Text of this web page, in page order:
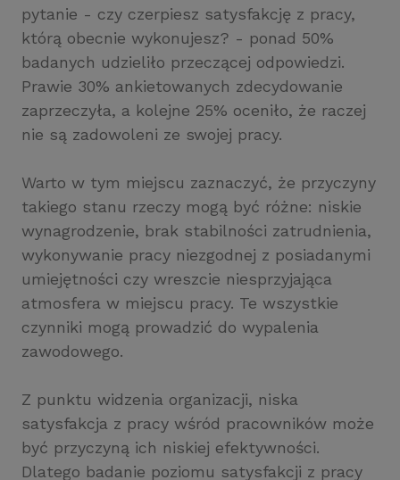
pytanie - czy czerpiesz satysfakcję z pracy,
którą obecnie wykonujesz? - ponad 50%
badanych udzieliło przeczącej odpowiedzi.
Prawie 30% ankietowanych zdecydowanie
zaprzeczyła, a kolejne 25% oceniło, że raczej
nie są zadowoleni ze swojej pracy.
Warto w tym miejscu zaznaczyć, że przyczyny
takiego stanu rzeczy mogą być różne: niskie
wynagrodzenie, brak stabilności zatrudnienia,
wykonywanie pracy niezgodnej z posiadanymi
umiejętności czy wreszcie niesprzyjająca
atmosfera w miejscu pracy. Te wszystkie
czynniki mogą prowadzić do wypalenia
zawodowego.
Z punktu widzenia organizacji, niska
satysfakcja z pracy wśród pracowników może
być przyczyną ich niskiej efektywności.
Dlatego badanie poziomu satysfakcji z pracy